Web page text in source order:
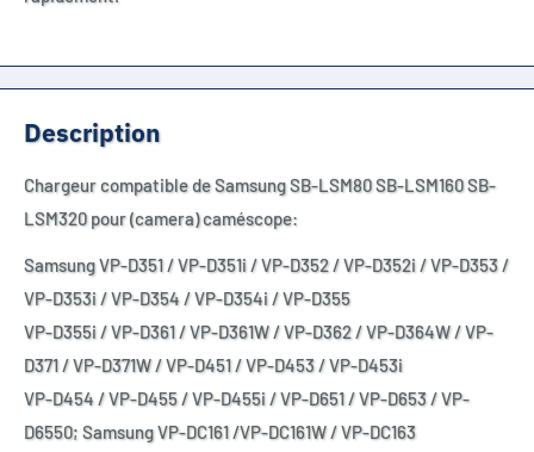
Description
Chargeur compatible de Samsung SB-LSM80 SB-LSM160 SB-
LSM320 pour (camera) caméscope:
Samsung VP-D351 / VP-D351i / VP-D352 / VP-D352i / VP-D353 /
VP-D353i / VP-D354 / VP-D354i / VP-D355
VP-D355i / VP-D361 / VP-D361W / VP-D362 / VP-D364W / VP-
D371 / VP-D371W / VP-D451 / VP-D453 / VP-D453i
VP-D454 / VP-D455 / VP-D455i / VP-D651 / VP-D653 / VP-
D6550; Samsung VP-DC161 /VP-DC161W / VP-DC163